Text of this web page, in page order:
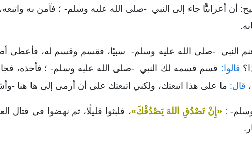
أن أعرابيًّا جاء إلى النبي -صلى الله عليه وسلم- ؛ فآمن به واتبعه،
النبي -صلى الله عليه وسلم- سبيًا، فقسم وقسم له، فأعطى
قالوا: قسم قسمه لك النبي -صلى الله عليه وسلم- ؛ فأخذه،
، قال: ما على هذا اتبعتك، ولكني اتبعتك على أن أرمى إلى ها هنا -
: «إِنْ تَصْدُقِ اللهَ يَصْدُقْكَ»، فلبثوا قليلًا، ثم نهضوا في